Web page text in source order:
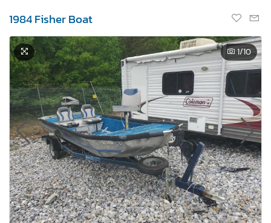
1984 Fisher Boat
1/10